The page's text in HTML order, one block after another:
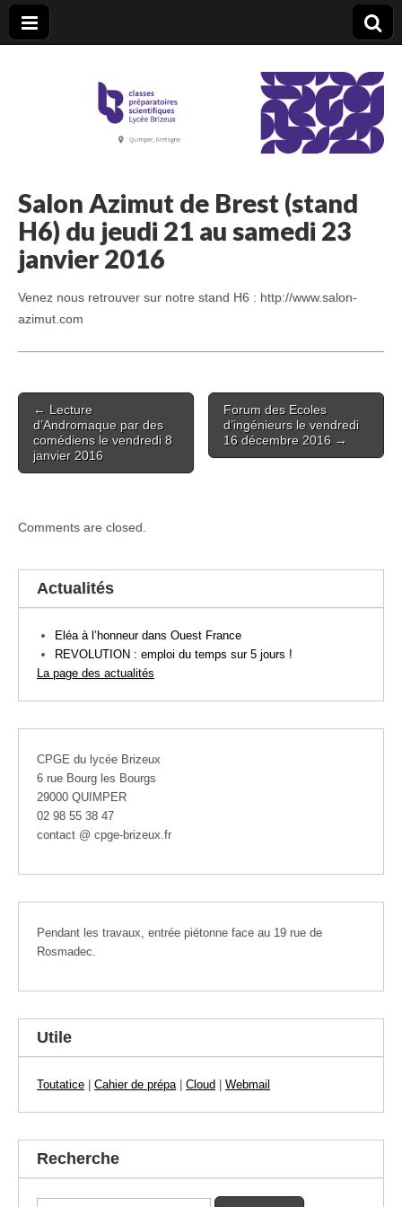
CPGE Brizeux
Salon Azimut de Brest (stand
H6) du jeudi 21 au samedi 23
janvier 2016
Venez nous retrouver sur notre stand H6 : http://www.salon-
azimut.com
Post
navigation
← Lecture
d’Andromaque par des
comédiens le vendredi 8
janvier 2016
Forum des Ecoles
d’ingénieurs le vendredi
16 décembre 2016 →
Comments are closed.
Actualités
Eléa à l’honneur dans Ouest France
REVOLUTION : emploi du temps sur 5 jours !
La page des actualités
CPGE du lycée Brizeux
6 rue Bourg les Bourgs
29000 QUIMPER
02 98 55 38 47
contact @ cpge-brizeux.fr
Pendant les travaux, entrée piétonne face au 19 rue de
Rosmadec.
Utile
Toutatice | Cahier de prépa | Cloud | Webmail
Recherche